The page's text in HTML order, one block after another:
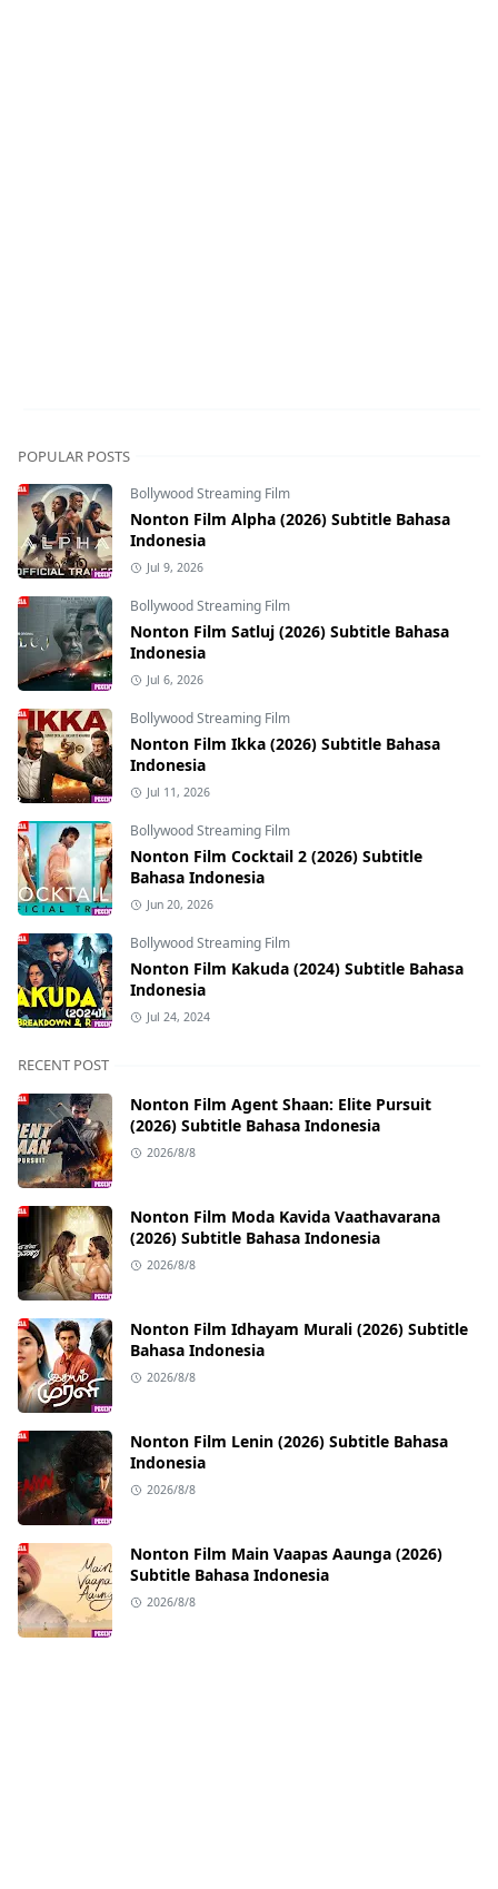
POPULAR POSTS
Bollywood Streaming Film
Nonton Film Alpha (2026) Subtitle Bahasa
Indonesia
Jul 9, 2026
Bollywood Streaming Film
Nonton Film Satluj (2026) Subtitle Bahasa
Indonesia
Jul 6, 2026
Bollywood Streaming Film
Nonton Film Ikka (2026) Subtitle Bahasa
Indonesia
Jul 11, 2026
Bollywood Streaming Film
Nonton Film Cocktail 2 (2026) Subtitle
Bahasa Indonesia
Jun 20, 2026
Bollywood Streaming Film
Nonton Film Kakuda (2024) Subtitle Bahasa
Indonesia
Jul 24, 2024
RECENT POST
Nonton Film Agent Shaan: Elite Pursuit
(2026) Subtitle Bahasa Indonesia
2026/8/8
Nonton Film Moda Kavida Vaathavarana
(2026) Subtitle Bahasa Indonesia
2026/8/8
Nonton Film Idhayam Murali (2026) Subtitle
Bahasa Indonesia
2026/8/8
Nonton Film Lenin (2026) Subtitle Bahasa
Indonesia
2026/8/8
Nonton Film Main Vaapas Aaunga (2026)
Subtitle Bahasa Indonesia
2026/8/8